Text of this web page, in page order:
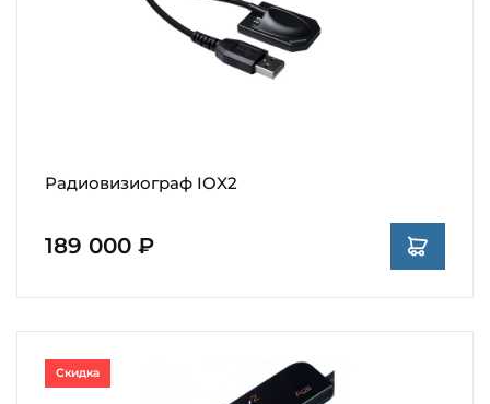
Радиовизиограф IOX2
189 000 ₽
Скидка